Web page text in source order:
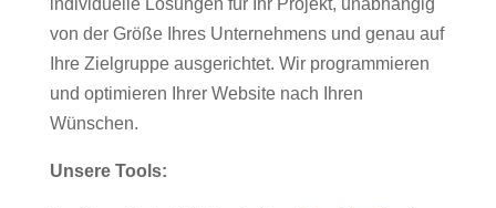
individuelle Lösungen für Ihr Projekt, unabhängig
von der Größe Ihres Unternehmens und genau auf
Ihre Zielgruppe ausgerichtet. Wir programmieren
und optimieren Ihrer Website nach Ihren
Wünschen.
Unsere Tools: